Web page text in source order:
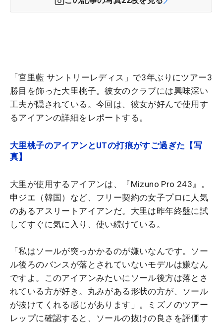
「宮里藍 サントリーレディス」で3年ぶりにツアー3
勝目を飾った大里桃子。彼女のクラブには興味深い
工夫が隠されている。今回は、彼女が好んで使用す
るアイアンの詳細をレポートする。
大里桃子のアイアンとUTの打痕がすご過ぎた【写
真】
大里が使用するアイアンは、『Mizuno Pro 243』。
申ジエ（韓国）など、フリー契約の女子プロに人気
のあるアスリートアイアンだ。大里は昨年終盤に試
してすぐに気に入り、使い続けている。
「私はソールが突っかかるのが嫌いなんです。ソー
ル後ろのバンスが落とされていないモデルは嫌なん
ですよ。このアイアンみたいにソール後方は落とさ
れている方が好き。丸みがある形状の方が、ソール
が抜けてくれる感じがあります」。ミズノのツアー
レップに確認すると、ソールの抜けの良さを評価す